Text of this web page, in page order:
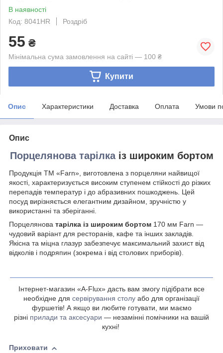
В наявності
Код: 8041HR
Роздріб
55 ₴
Мінімальна сума замовлення на сайті — 100 ₴
Купити
Опис Характеристики Доставка Оплата Умови
Опис
Порцелянова тарілкаіз широким бортом
Продукція ТМ «Farn», виготовлена з порцеляни найвищої
якості, характеризується високим ступенем стійкості до різких
перепадів температур і до абразивних пошкоджень. Цей
посуд вирізняється елегантним дизайном, зручністю у
використанні та зберіганні.
Порцелянова тарілка із широким бортом 170 мм Farn —
чудовий варіант для ресторанів, кафе та інших закладів.
Якісна та міцна глазур забезпечує максимальний захист від
відколів і подряпин (зокрема і від столових приборів).
Інтернет-магазин «A-Flux» дасть вам змогу підібрати все
необхідне для сервірування столу або для організації
фуршетів! А якщо ви любите готувати, ми маємо
різні прилади та аксесуари — незамінні помічники на вашій
кухні!
Приховати